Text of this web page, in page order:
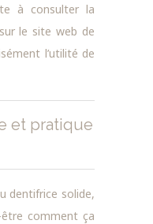
à consulter la
le site web de
l’utilité de
et pratique
dentifrice solide,
comment ça